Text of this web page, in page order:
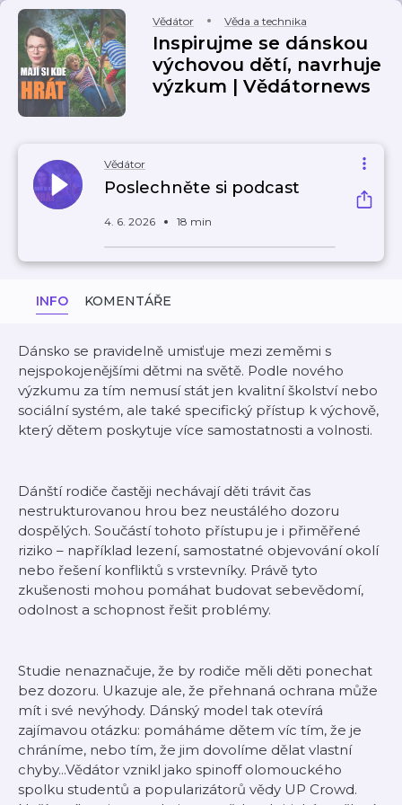
Vědátor Věda a technika
Inspirujme se dánskou
výchovou dětí, navrhuje
výzkum | Vědátornews
Vědátor
Poslechněte si podcast
4. 6. 2026 18 min
INFO KOMENTÁŘE
Dánsko se pravidelně umisťuje mezi zeměmi s
nejspokojenějšími dětmi na světě. Podle nového
výzkumu za tím nemusí stát jen kvalitní školství nebo
sociální systém, ale také specifický přístup k výchově,
který dětem poskytuje více samostatnosti a volnosti.
Dánští rodiče častěji nechávají děti trávit čas
nestrukturovanou hrou bez neustálého dozoru
dospělých. Součástí tohoto přístupu je i přiměřené
riziko – například lezení, samostatné objevování okolí
nebo řešení konfliktů s vrstevníky. Právě tyto
zkušenosti mohou pomáhat budovat sebevědomí,
odolnost a schopnost řešit problémy.
Studie nenaznačuje, že by rodiče měli děti ponechat
bez dozoru. Ukazuje ale, že přehnaná ochrana může
mít i své nevýhody. Dánský model tak otevírá
zajímavou otázku: pomáháme dětem víc tím, že je
chráníme, nebo tím, že jim dovolíme dělat vlastní
chyby...Vědátor vznikl jako spinoff olomouckého
spolku studentů a popularizátorů vědy UP Crowd.